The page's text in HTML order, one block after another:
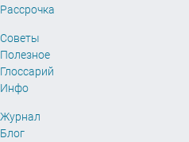
Рассрочка
Советы
Полезное
Глоссарий
Инфо
Журнал
Блог